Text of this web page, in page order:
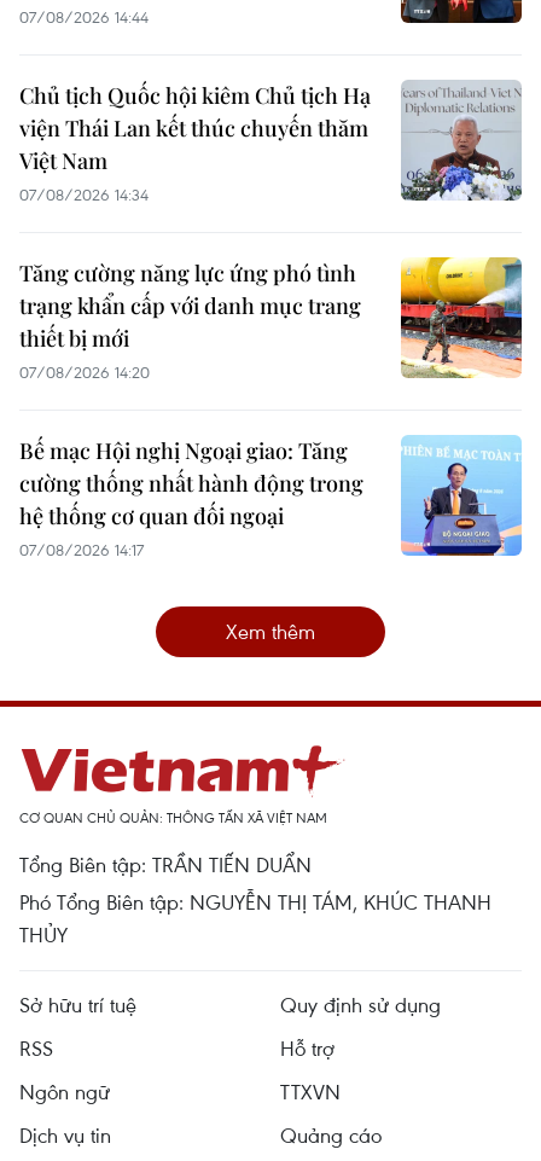
07/08/2026 14:44
Chủ tịch Quốc hội kiêm Chủ tịch Hạ
viện Thái Lan kết thúc chuyến thăm
Việt Nam
07/08/2026 14:34
Tăng cường năng lực ứng phó tình
trạng khẩn cấp với danh mục trang
thiết bị mới
07/08/2026 14:20
Bế mạc Hội nghị Ngoại giao: Tăng
cường thống nhất hành động trong
hệ thống cơ quan đối ngoại
07/08/2026 14:17
Xem thêm
CƠ QUAN CHỦ QUẢN: THÔNG TẤN XÃ VIỆT NAM
Tổng Biên tập: TRẦN TIẾN DUẨN
Phó Tổng Biên tập: NGUYỄN THỊ TÁM, KHÚC THANH
THỦY
Sở hữu trí tuệ
Quy định sử dụng
RSS
Hỗ trợ
Ngôn ngữ
TTXVN
Dịch vụ tin
Quảng cáo